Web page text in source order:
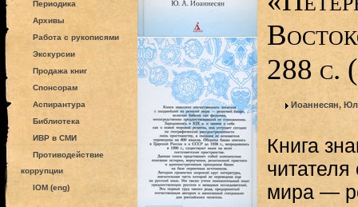
Периодика
Архивы
Работа с рукописями
Экскурсии
Продажа книг
Спонсорам
Аспирантура
Библиотека
ИВР в СМИ
Противодействие
коррупции
IOM (eng)
288 с.
Иоаннесян,
Книга
мира —